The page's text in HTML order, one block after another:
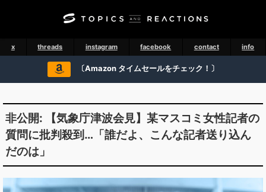
x threads instagram facebook contact info
〔Amazon タイムセールをチェック！〕
非公開: 【気象庁津波会見】某マスコミ女性記者の
質問に批判殺到…「誰だよ、こんな記者送り込ん
だのは」